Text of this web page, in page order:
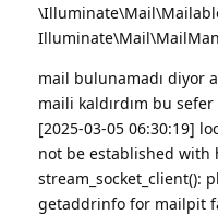
mail bulunamadı diyor
maili kaldırdım bu
[2025-03-05 06:30:19]
not be established with
stream_socket_client():
getaddrinfo for mailpit